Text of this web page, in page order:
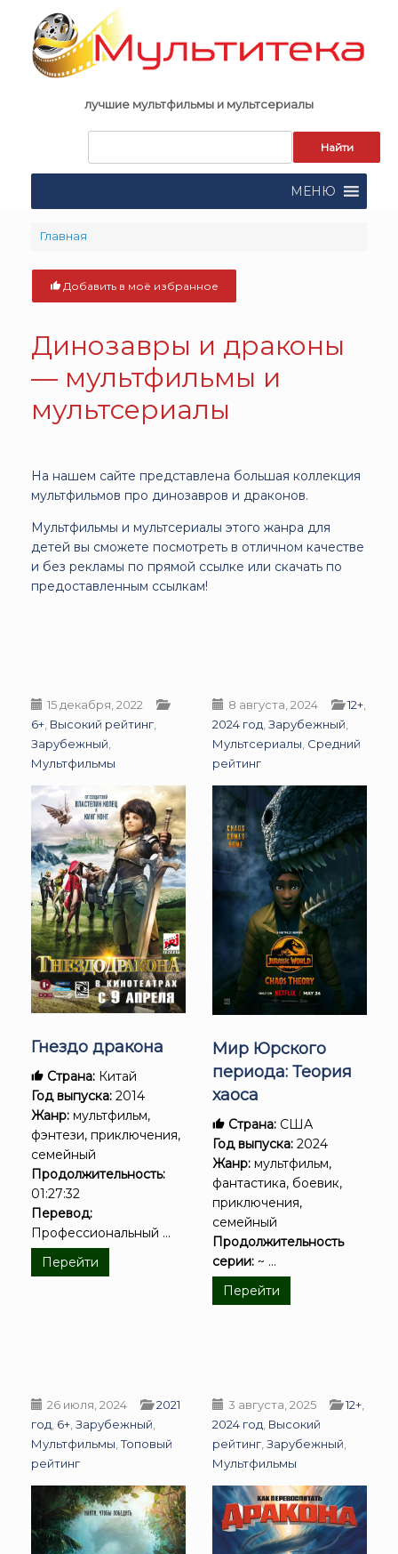
content
лучшие мультфильмы и мультсериалы
поиска:
МЕНЮ
Главная
Добавить в моё избранное
Динозавры и драконы
— мультфильмы и
мультсериалы
На нашем сайте представлена большая коллекция
мультфильмов про динозавров и драконов.
Мультфильмы и мультсериалы этого жанра для
детей вы сможете посмотреть в отличном качестве
и без рекламы по прямой ссылке или скачать по
предоставленным ссылкам!
15 декабря, 2022
6+ Высокий рейтинг
Зарубежный
Мультфильмы
Гнездо дракона
Страна: Китай
Год выпуска: 2014
Жанр: мультфильм,
фэнтези, приключения,
семейный
Продолжительность:
01:27:32
Перевод:
Профессиональный ...
Перейти
8 августа, 2024 12+
2024 год Зарубежный
Мультсериалы Средний
рейтинг
Мир Юрского
периода: Теория
хаоса
Страна: США
Год выпуска: 2024
Жанр: мультфильм,
фантастика, боевик,
приключения,
семейный
Продолжительность
серии: ~ ...
Перейти
26 июля, 2024
2021
год 6+ Зарубежный
Мультфильмы ,Топовый
рейтинг
3 августа, 2025 12+
2024 год Высокий
рейтинг Зарубежный
Мультфильмы